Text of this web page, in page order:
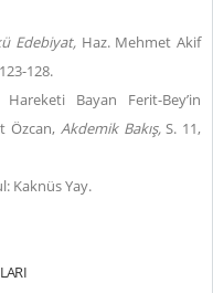
Edebiyat, Haz. Mehmet Akif
128.
Bayan Ferit-Bey’in
Özcan, Akdemik Bakış,S. 11,
Kaknüs Yay.